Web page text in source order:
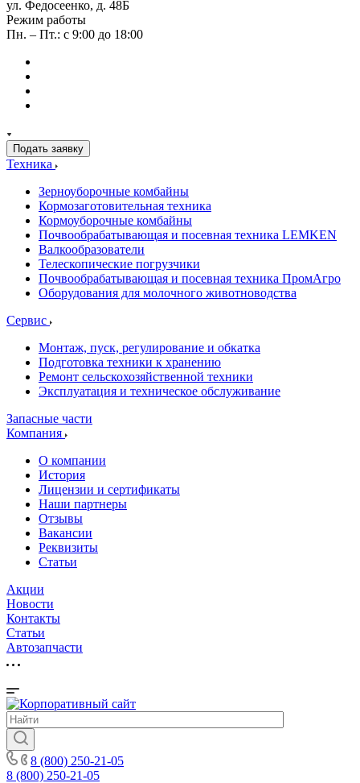
ул. Федосеенко, д. 48Б
Режим работы
Пн. – Пт.: с 9:00 до 18:00
Подать заявку
Техника
Зерноуборочные комбайны
Кормозаготовительная техника
Кормоуборочные комбайны
Почвообрабатывающая и посевная техника LEMKEN
Валкообразователи
Телескопические погрузчики
Почвообрабатывающая и посевная техника ПромАгро
Оборудования для молочного животноводства
Сервис
Монтаж, пуск, регулирование и обкатка
Подготовка техники к хранению
Ремонт сельскохозяйственной техники
Эксплуатация и техническое обслуживание
Запасные части
Компания
О компании
История
Лицензии и сертификаты
Наши партнеры
Отзывы
Вакансии
Реквизиты
Статьи
Акции
Новости
Контакты
Статьи
Автозапчасти
8 (800) 250-21-05
8 (800) 250-21-05